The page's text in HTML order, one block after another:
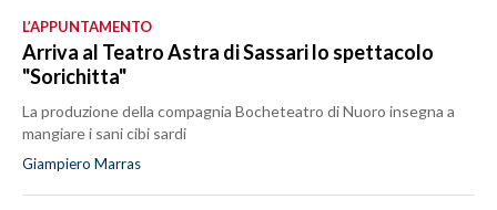
L’APPUNTAMENTO
Arriva al Teatro Astra di Sassari lo spettacolo
"Sorichitta"
La produzione della compagnia Bocheteatro di Nuoro insegna a
mangiare i sani cibi sardi
Giampiero Marras